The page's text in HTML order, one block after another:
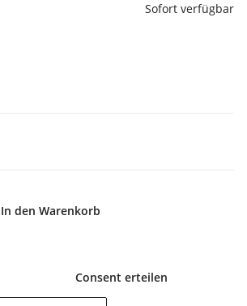
Sofort verfügbar
In den Warenkorb
Consent erteilen